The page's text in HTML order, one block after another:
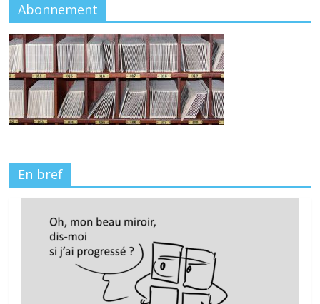
Abonnement
En bref